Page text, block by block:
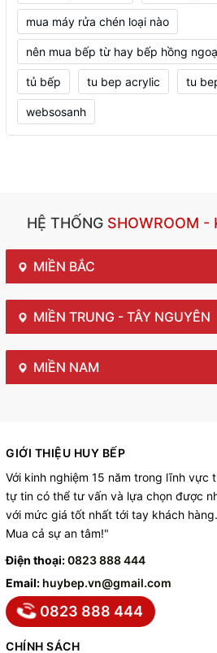
mua máy rửa chén loại nào
nên mua bếp từ hay bếp hồng
tủ bếp tu bep acrylic tu
websosanh
HỆ THỐNGSHOWROOM -
MIỀN BẮC
MIỀN TRUNG - TÂY NGUYÊN
MIỀN NAM
GIỚI THIỆU HUY BẾP
Với kinh nghiệm 15 năm trong lĩnh vực
tự tin có thể tư vấn và lựa chọn được
với mức giá tốt nhất tới tay khách
Mua cả sự an tâm!"
Điện thoại:0823 888 444
Email: huybep.vn@gmail.com
0823 888 444
CHÍNH SÁCH